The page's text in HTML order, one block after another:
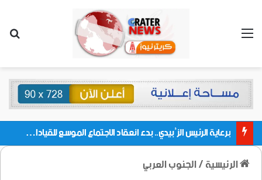
القائمة
برعاية الرئيس الزُبيدي.. بدء انعقاد الاجتماع الموسع للقيادات المحلية بالعاصمة ولمديريات وكتل مجلس العموم ومنسقيات الجامعة بالعاصمة عدن
الرئيسية/الجنوب العربي